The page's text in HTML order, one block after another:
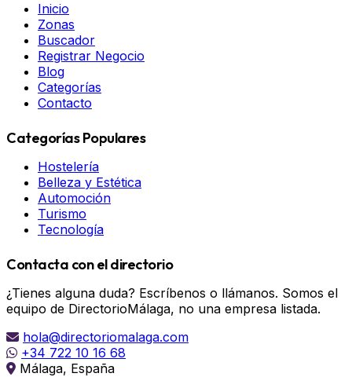
Inicio
Zonas
Buscador
Registrar Negocio
Blog
Categorías
Contacto
Categorías Populares
Hostelería
Belleza y Estética
Automoción
Turismo
Tecnología
Contacta con el directorio
¿Tienes alguna duda? Escríbenos o llámanos. Somos el
equipo de DirectorioMálaga, no una empresa listada.
hola@directoriomalaga.com
+34 722 10 16 68
Málaga, España